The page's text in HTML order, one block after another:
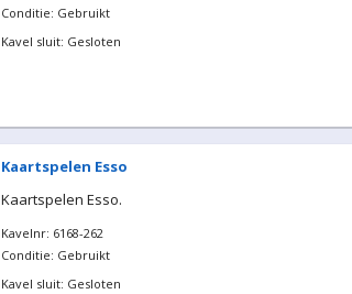
Conditie: Gebruikt
Kavel sluit: Gesloten
Kaartspelen Esso
Kaartspelen Esso.
Kavelnr: 6168-262
Conditie: Gebruikt
Kavel sluit: Gesloten